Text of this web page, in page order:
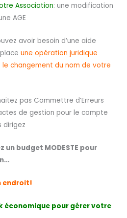
Association: une modification
AGE
avoir besoin d’une aide
une opération juridique
changement du nom de votre
pas Commettre d’Erreurs
de gestion pour le compte
dirigez
un budget MODESTE pour
endroit!
économique pour gérer votre